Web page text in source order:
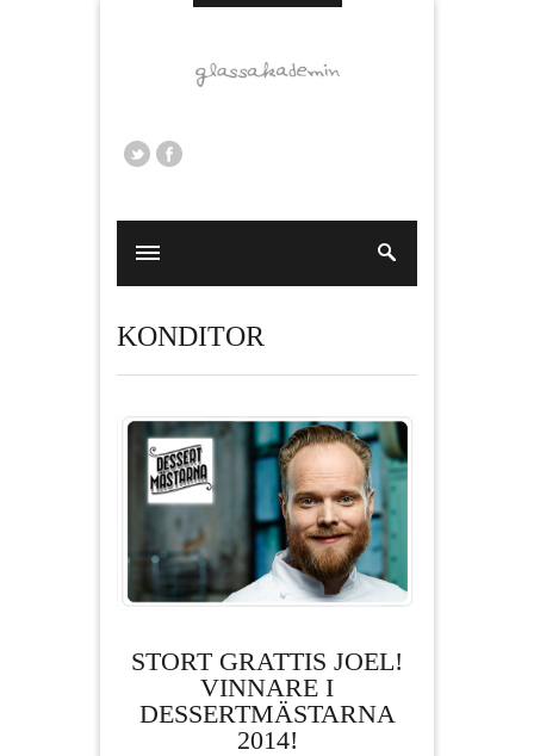
KONDITOR
STORT GRATTIS JOEL!
VINNARE I
DESSERTMÄSTARNA
2014!